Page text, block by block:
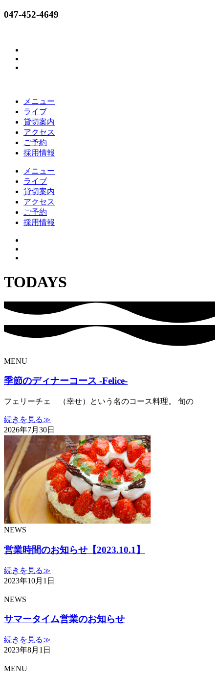
コ
047-452-4649
メニュー
ライブ
貸切案内
アクセス
ご予約
採用情報
メニュー
ライブ
貸切案内
アクセス
ご予約
採用情報
TODAYS
MENU
季節のディナーコース -Felice-
フェリーチェ （幸せ）という名のコース料理。 旬の
続きを見る≫
2026年7月30日
NEWS
営業時間のお知らせ【2023.10.1】
続きを見る≫
2023年10月1日
NEWS
サマータイム営業のお知らせ
続きを見る≫
2023年8月1日
MENU